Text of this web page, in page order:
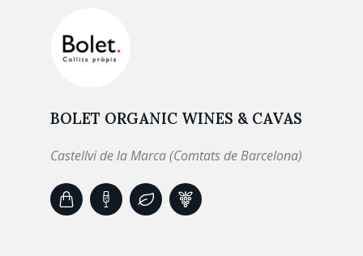
BOLET ORGANIC WINES & CAVAS
Castellvi de la Marca (Comtats de Barcelona)